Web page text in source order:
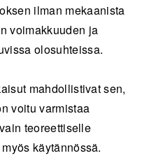
ilman mekaanista
voimakkuuden ja
olosuhteissa.
mahdollistivat sen,
voitu varmistaa
teoreettiselle
käytännössä.